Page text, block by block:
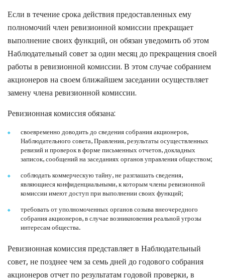
Если в течение срока действия предоставленных ему
полномочий член ревизионной комиссии прекращает
выполнение своих функций, он обязан уведомить об этом
Наблюдательный совет за один месяц до прекращения своей
работы в ревизионной комиссии. В этом случае собранием
акционеров на своем ближайшем заседании осуществляет
замену члена ревизионной комиссии.
Ревизионная комиссия обязана:
своевременно доводить до сведения собрания акционеров,
Наблюдательного совета, Правления, результаты осуществленных
ревизий и проверок в форме письменных отчетов, докладных
записок, сообщений на заседаниях органов управления обществом;
соблюдать коммерческую тайну, не разглашать сведения,
являющиеся конфиденциальными, к которым члены ревизионной
комиссии имеют доступ при выполнении своих функций;
требовать от уполномоченных органов созыва внеочередного
собрания акционеров, в случае возникновения реальной угрозы
интересам общества.
Ревизионная комиссия представляет в Наблюдательный
совет, не позднее чем за семь дней до годового собрания
акционеров отчет по результатам годовой проверки, в